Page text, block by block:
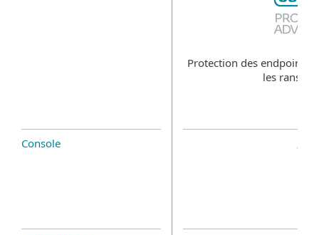
Protection des endpoints
les
Console